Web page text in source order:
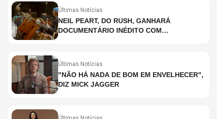
Últimas Notícias
NEIL PEART, DO RUSH, GANHARÁ
DOCUMENTÁRIO INÉDITO COM
Últimas Notícias
"NÃO HÁ NADA DE BOM EM ENVELHECER",
DIZ MICK JAGGER